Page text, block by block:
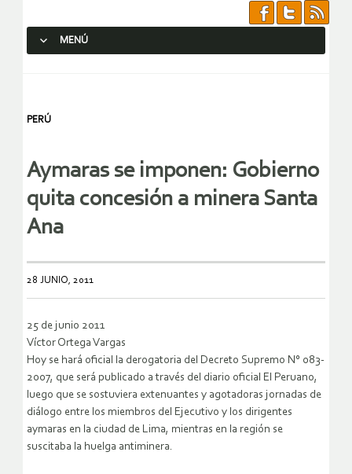
MENÚ
PERÚ
Aymaras se imponen: Gobierno
quita concesión a minera Santa
Ana
28 JUNIO, 2011
25 de junio 2011
Víctor Ortega Vargas
Hoy se hará oficial la derogatoria del Decreto Supremo N° 083-
2007, que será publicado a través del diario oficial El Peruano,
luego que se sostuviera extenuantes y agotadoras jornadas de
diálogo entre los miembros del Ejecutivo y los dirigentes
aymaras en la ciudad de Lima, mientras en la región se
suscitaba la huelga antiminera.